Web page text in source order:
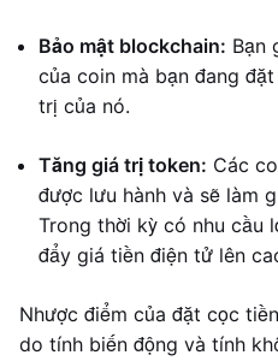
Bảo mật blockchain: Bạn
của coin mà bạn đang
trị của nó.
Tăng giá trị token: Các
được lưu hành và sẽ làm
Trong thời kỳ có nhu cầu
đẩy giá tiền điện tử lên
Nhược điểm của đặt cọc
do tính biến động và tính